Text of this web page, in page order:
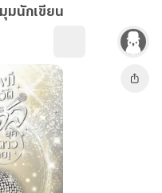
มุมนักเขียน